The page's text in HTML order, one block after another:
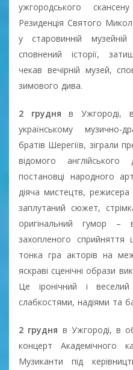
ужгородського
Резиденція Святого
у старовинній
сповнений історії,
чекав вечірній музей,
зимового дива.
2 грудняв Ужгороді,
українському музично-
братів Шерегіїв, зіграли
відомого
постановці народного
діяча мистецтв,
заплутаний сюжет,
оригінальний гумор
захопленого сприйняття
тонка гра акторів на
яскраві сценічні образи
Це іронічний і
слабкостями, надіями та
2 грудня в Ужгороді, в
концерт Академічного
Музиканти під